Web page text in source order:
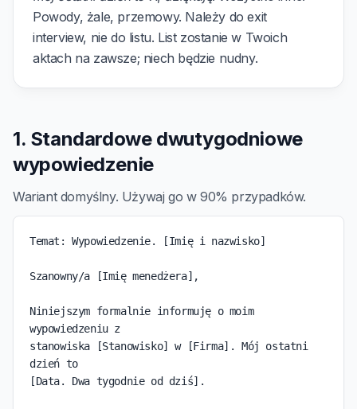
Powody, żale, przemowy. Należy do exit
interview, nie do listu. List zostanie w Twoich
aktach na zawsze; niech będzie nudny.
1. Standardowe dwutygodniowe
wypowiedzenie
Wariant domyślny. Używaj go w 90% przypadków.
Temat: Wypowiedzenie. [Imię i nazwisko]
Szanowny/a [Imię menedżera],
Niniejszym formalnie informuję o moim
wypowiedzeniu z
stanowiska [Stanowisko] w [Firma]. Mój ostatni
dzień to
[Data. Dwa tygodnie od dziś].